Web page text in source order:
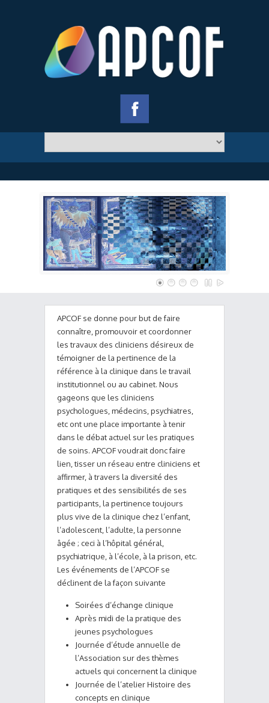
APCOF se donne pour but de faire
connaître, promouvoir et coordonner
les travaux des cliniciens désireux de
témoigner de la pertinence de la
référence à la clinique dans le travail
institutionnel ou au cabinet. Nous
gageons que les cliniciens
psychologues, médecins, psychiatres,
etc ont une place importante à tenir
dans le débat actuel sur les pratiques
de soins. APCOF voudrait donc faire
lien, tisser un réseau entre cliniciens et
affirmer, à travers la diversité des
pratiques et des sensibilités de ses
participants, la pertinence toujours
plus vive de la clinique chez l’enfant,
l’adolescent, l’adulte, la personne
âgée ; ceci à l’hôpital général,
psychiatrique, à l’école, à la prison, etc.
Les événements de l’APCOF se
déclinent de la façon suivante
Soirées d’échange clinique
Après midi de la pratique des
jeunes psychologues
Journée d’étude annuelle de
l’Association sur des thèmes
actuels qui concernent la clinique
Journée de l’atelier Histoire des
concepts en clinique